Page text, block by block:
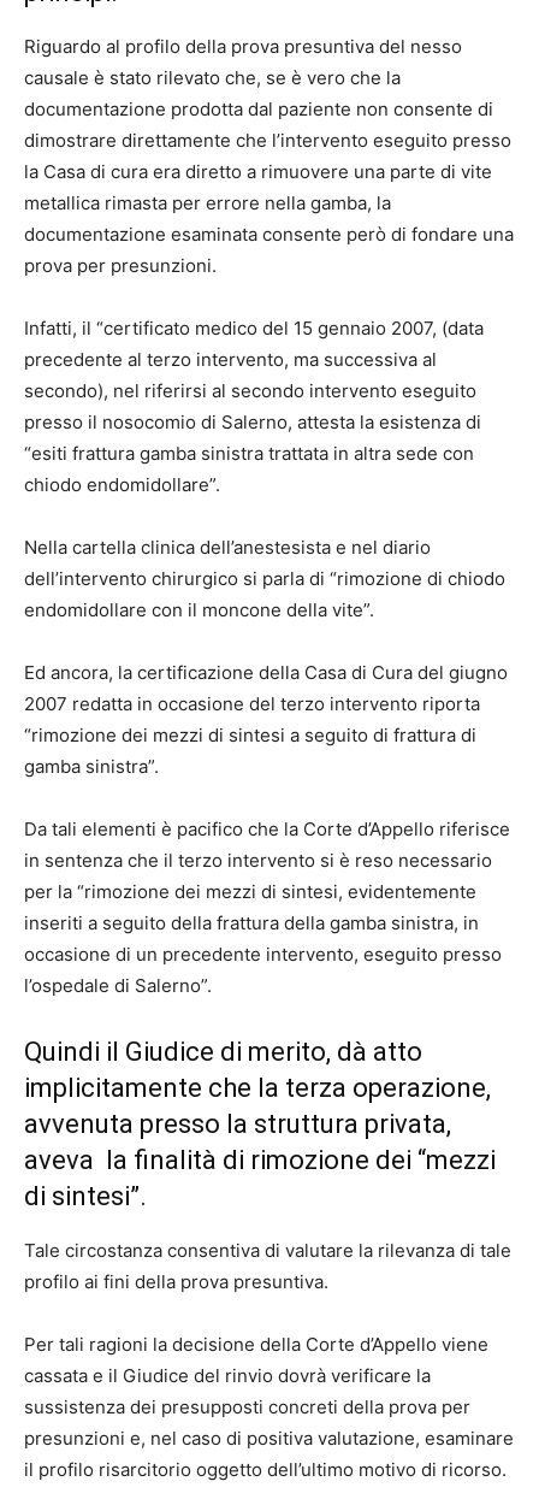
Riguardo al profilo della prova presuntiva del nesso
causale è stato rilevato che, se è vero che la
documentazione prodotta dal paziente non consente di
dimostrare direttamente che l’intervento eseguito presso
la Casa di cura era diretto a rimuovere una parte di vite
metallica rimasta per errore nella gamba, la
documentazione esaminata consente però di fondare una
prova per presunzioni.
Infatti, il “certificato medico del 15 gennaio 2007, (data
precedente al terzo intervento, ma successiva al
secondo), nel riferirsi al secondo intervento eseguito
presso il nosocomio di Salerno, attesta la esistenza di
“esiti frattura gamba sinistra trattata in altra sede con
chiodo endomidollare”.
Nella cartella clinica dell’anestesista e nel diario
dell’intervento chirurgico si parla di “rimozione di chiodo
endomidollare con il moncone della vite”.
Ed ancora, la certificazione della Casa di Cura del giugno
2007 redatta in occasione del terzo intervento riporta
“rimozione dei mezzi di sintesi a seguito di frattura di
gamba sinistra”.
Da tali elementi è pacifico che la Corte d’Appello riferisce
in sentenza che il terzo intervento si è reso necessario
per la “rimozione dei mezzi di sintesi, evidentemente
inseriti a seguito della frattura della gamba sinistra, in
occasione di un precedente intervento, eseguito presso
l’ospedale di Salerno”.
Quindi il Giudice di merito, dà atto
implicitamente che la terza operazione,
avvenuta presso la struttura privata,
aveva la finalità di rimozione dei “mezzi
di sintesi”.
Tale circostanza consentiva di valutare la rilevanza di tale
profilo ai fini della prova presuntiva.
Per tali ragioni la decisione della Corte d’Appello viene
cassata e il Giudice del rinvio dovrà verificare la
sussistenza dei presupposti concreti della prova per
presunzioni e, nel caso di positiva valutazione, esaminare
il profilo risarcitorio oggetto dell’ultimo motivo di ricorso.